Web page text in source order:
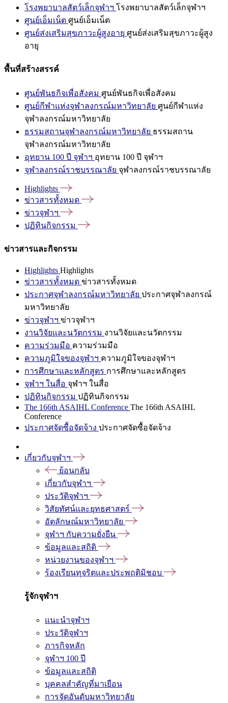
โรงพยาบาลสัตว์เล็กจุฬาฯ โรงพยาบาลสัตว์เล็กจุฬาฯ
ศูนย์เอ็มเน็ต ศูนย์เอ็มเน็ต
ศูนย์ส่งเสริมสุขภาวะผู้สูงอายุ ศูนย์ส่งเสริมสุขภาวะผู้สูง
อายุ
พื้นที่สร้างสรรค์
ศูนย์พันธกิจเพื่อสังคม ศูนย์พันธกิจเพื่อสังคม
ศูนย์กีฬาแห่งจุฬาลงกรณ์มหาวิทยาลัย ศูนย์กีฬาแห่ง
จุฬาลงกรณ์มหาวิทยาลัย
ธรรมสถานจุฬาลงกรณ์มหาวิทยาลัย ธรรมสถาน
จุฬาลงกรณ์มหาวิทยาลัย
อุทยาน 100 ปี จุฬาฯ อุทยาน 100 ปี จุฬาฯ
จุฬาลงกรณ์ราชบรรณาลัย จุฬาลงกรณ์ราชบรรณาลัย
Highlights
ข่าวสารทั้งหมด
ข่าวจุฬาฯ
ปฏิทินกิจกรรม
ข่าวสารและกิจกรรม
Highlights Highlights
ข่าวสารทั้งหมด ข่าวสารทั้งหมด
ประกาศจุฬาลงกรณ์มหาวิทยาลัย ประกาศจุฬาลงกรณ์
มหาวิทยาลัย
ข่าวจุฬาฯ ข่าวจุฬาฯ
งานวิจัยและนวัตกรรม งานวิจัยและนวัตกรรม
ความร่วมมือ ความร่วมมือ
ความภูมิใจของจุฬาฯ ความภูมิใจของจุฬาฯ
การศึกษาและหลักสูตร การศึกษาและหลักสูตร
จุฬาฯ ในสื่อ จุฬาฯ ในสื่อ
ปฏิทินกิจกรรม ปฏิทินกิจกรรม
The 166th ASAIHL Conference The 166th ASAIHL
Conference
ประกาศจัดซื้อจัดจ้าง ประกาศจัดซื้อจัดจ้าง
เกี่ยวกับจุฬาฯ
ย้อนกลับ
เกี่ยวกับจุฬาฯ
ประวัติจุฬาฯ
วิสัยทัศน์และยุทธศาสตร์
อัตลักษณ์มหาวิทยาลัย
จุฬาฯ กับความยั่งยืน
ข้อมูลและสถิติ
หน่วยงานของจุฬาฯ
ร้องเรียนทุจริตและประพฤติมิชอบ
รู้จักจุฬาฯ
แนะนำจุฬาฯ
ประวัติจุฬาฯ
ภารกิจหลัก
จุฬาฯ 100 ปี
ข้อมูลและสถิติ
บุคคลสำคัญที่มาเยือน
การจัดอันดับมหาวิทยาลัย